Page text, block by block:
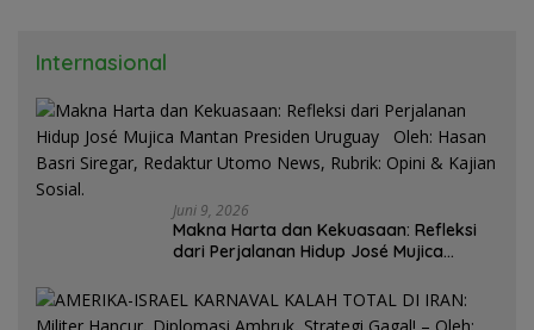
Internasional
Juni 9, 2026
Makna Harta dan Kekuasaan: Refleksi
dari Perjalanan Hidup José Mujica
Basri Siregar, Redaktur Utomo News,
Rubrik: Opini & Kajian Sosial.